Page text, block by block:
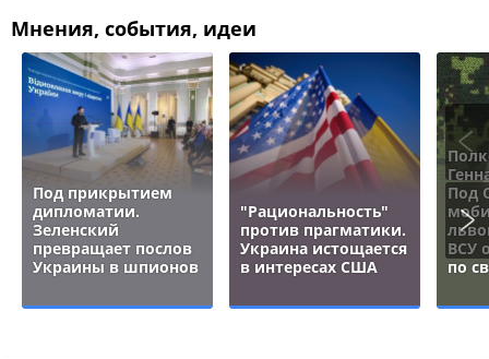
Мнения, события, идеи
Под прикрытием
дипломатии.
Зеленский
превращает послов
Украины в шпионов
"Рациональность"
против прагматики.
Украина истощается
в интересах США
Под
ВСУ
по